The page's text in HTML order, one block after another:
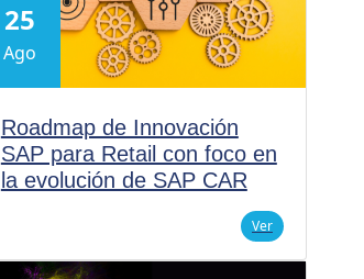
25
Ago
Roadmap de Innovación
SAP para Retail con foco en
la evolución de SAP CAR
Ver